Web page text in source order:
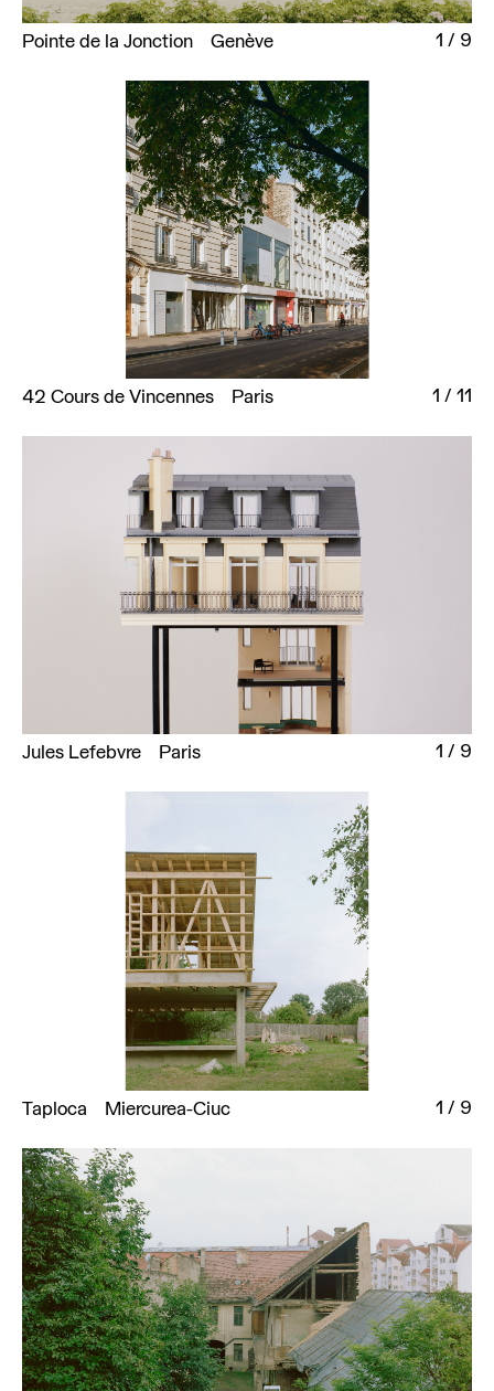
1 / 9
Pointe de la Jonction Genève
1 / 11
42 Cours de Vincennes Paris
1 / 9
Jules Lefebvre Paris
1 / 9
Taploca Miercurea-Ciuc